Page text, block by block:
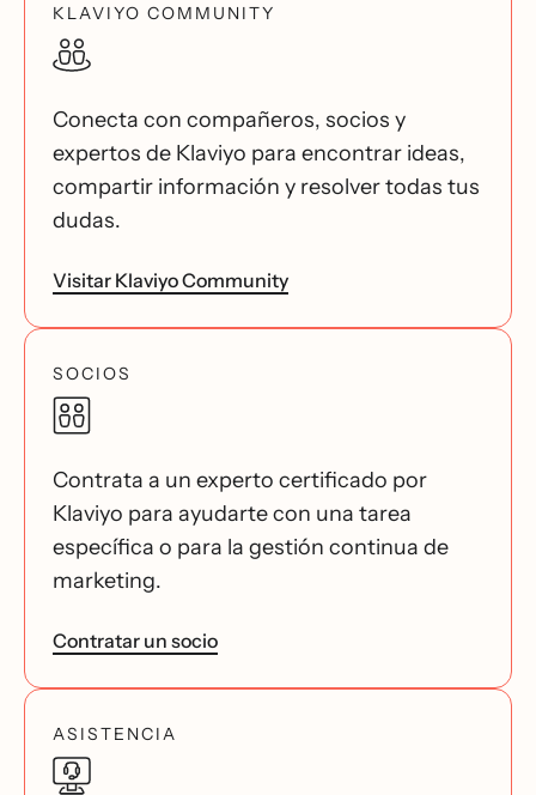
KLAVIYO COMMUNITY
Conecta con compañeros, socios y
expertos de Klaviyo para encontrar ideas,
compartir información y resolver todas tus
dudas.
Visitar Klaviyo Community
SOCIOS
Contrata a un experto certificado por
Klaviyo para ayudarte con una tarea
específica o para la gestión continua de
marketing.
Contratar un socio
ASISTENCIA